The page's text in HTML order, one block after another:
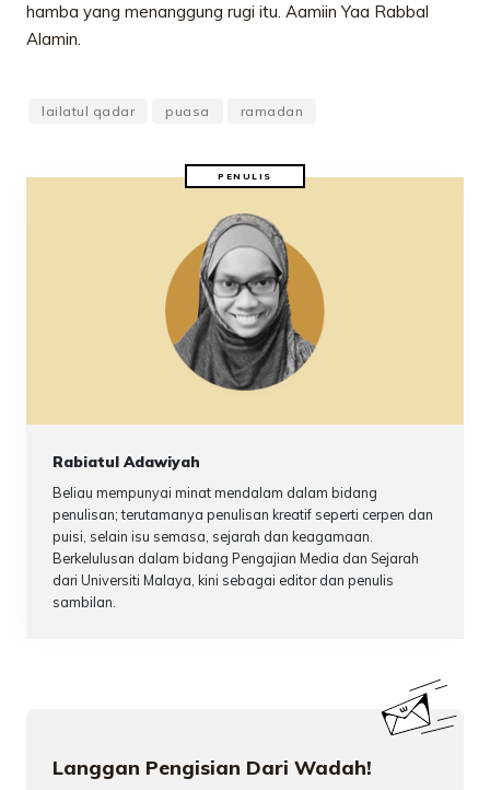
hamba yang menanggung rugi itu. Aamiin Yaa Rabbal
Alamin.
lailatul qadar puasa ramadan
PENULIS
Rabiatul Adawiyah
Beliau mempunyai minat mendalam dalam bidang
penulisan; terutamanya penulisan kreatif seperti cerpen dan
puisi, selain isu semasa, sejarah dan keagamaan.
Berkelulusan dalam bidang Pengajian Media dan Sejarah
dari Universiti Malaya, kini sebagai editor dan penulis
sambilan.
Langgan Pengisian Dari Wadah!